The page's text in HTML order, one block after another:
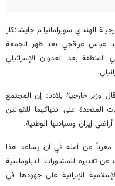
الهندي سوبرامانيام جايشانكار
عباس عراقجي بعد ظهر الجمعة
بعد العدوان الإسرائيلي
خارجية بلادنا: إن المجتمع
المتحدة على انتهاكهما للقوانين
إيران وسيادتها الوطنية.
معرباً عن أمله في أن يساعد هذا
تقديره للمشاورات الدبلوماسية
الإيرانية على جهودها في